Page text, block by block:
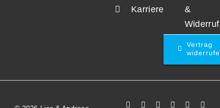
Karriere
&
Widerruf
Vertrag